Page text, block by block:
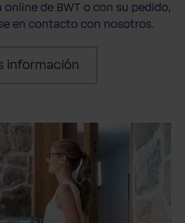
de BWT o con su pedido,
en contacto con nosotros.
información